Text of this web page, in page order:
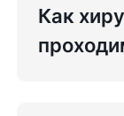
Как